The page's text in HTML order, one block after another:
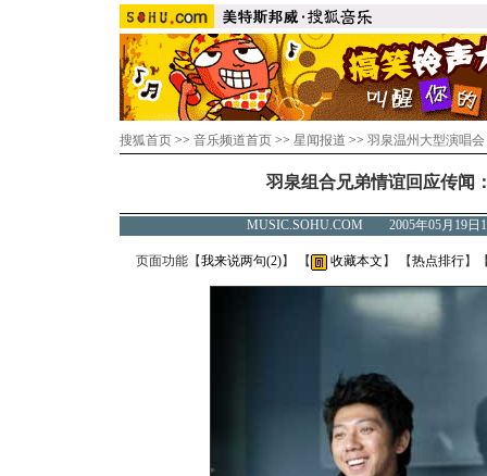
搜狐首页 >> 音乐频道首页 >> 星闻报道 >> 羽泉温州大型演唱会
羽泉组合兄弟情谊回应传闻
MUSIC.SOHU.COM 2005年05月19
页面功能【我来说两句(2)】 【 收藏本文 】 【热点排行】